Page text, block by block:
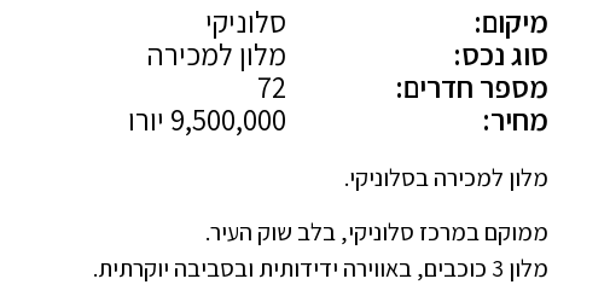
מיקום:
סלוניקי
סוג נכס:
מלון למכירה
מספר חדרים:
מחיר:
מלון למכירה בסלוניקי.
ממוקם במרכז סלוניקי, בלב שוק העיר.
מלון 3 כוכבים, באווירה ידידותית ובסביבה יוקרתית.